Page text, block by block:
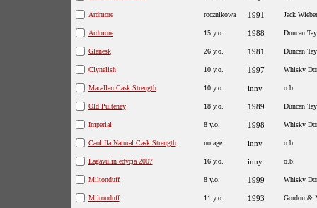
Ardmore rocznikowa 1991 Jack
Ardmore 15 y.o. 1988 Duncan
Glenesk 26 y.o. 1981 Duncan
Clynelish 10 y.o. 1997 Whisky
Macallan Cask Strength 10 y.o. inny o.b.
Old Pulteney 18 y.o. 1989 Duncan
Imperial 8 y.o. 1998 Whisky
Caol Ila Natural Cask Strength no age inny o.b.
Lagavulin edycja 2007 16 y.o. inny o.b.
Miltonduff 8 y.o. 1999 Whisky
Miltonduff 11 y.o. 1993 Gordon &